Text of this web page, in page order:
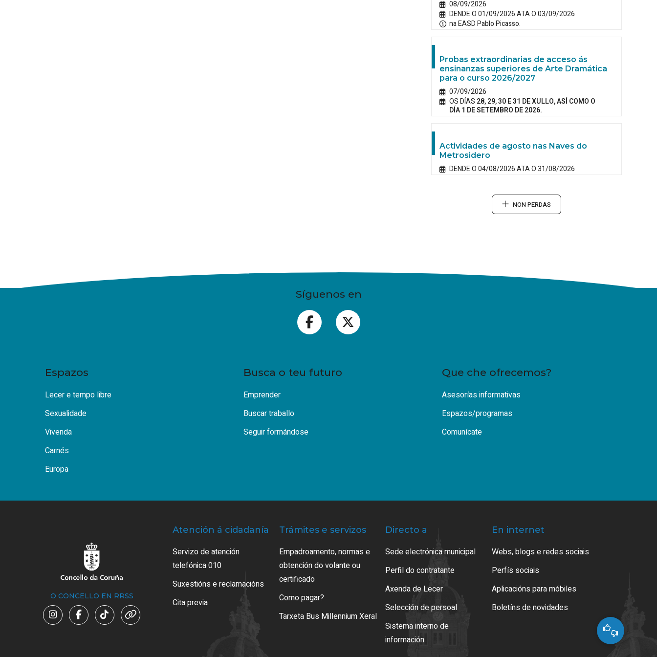
08/09/2026
DENDE O 01/09/2026 ATA O 03/09/2026
na EASD Pablo Picasso.
Probas extraordinarias de acceso ás
ensinanzas superiores de Arte Dramática
para o curso 2026/2027
07/09/2026
OS DÍAS 28, 29, 30 E 31 DE XULLO, ASÍ COMO O
DÍA 1 DE SETEMBRO DE 2026.
Actividades de agosto nas Naves do
Metrosidero
DENDE O 04/08/2026 ATA O 31/08/2026
NON PERDAS
Síguenos en
Espazos
Lecer e tempo libre
Sexualidade
Vivenda
Carnés
Europa
Busca o teu futuro
Emprender
Buscar traballo
Seguir formándose
Que che ofrecemos?
Asesorías informativas
Espazos/programas
Comunícate
O CONCELLO EN RRSS
Atención á cidadanía
Servizo de atención
telefónica 010
Suxestións e reclamacións
Cita previa
Trámites e servizos
Empadroamento, normas e
obtención do volante ou
certificado
Como pagar?
Tarxeta Bus Millennium Xeral
Directo a
Sede electrónica municipal
Perfil do contratante
Axenda de Lecer
Selección de persoal
Sistema interno de
información
En internet
Webs, blogs e redes sociais
Perfís sociais
Aplicacións para móbiles
Boletíns de novidades